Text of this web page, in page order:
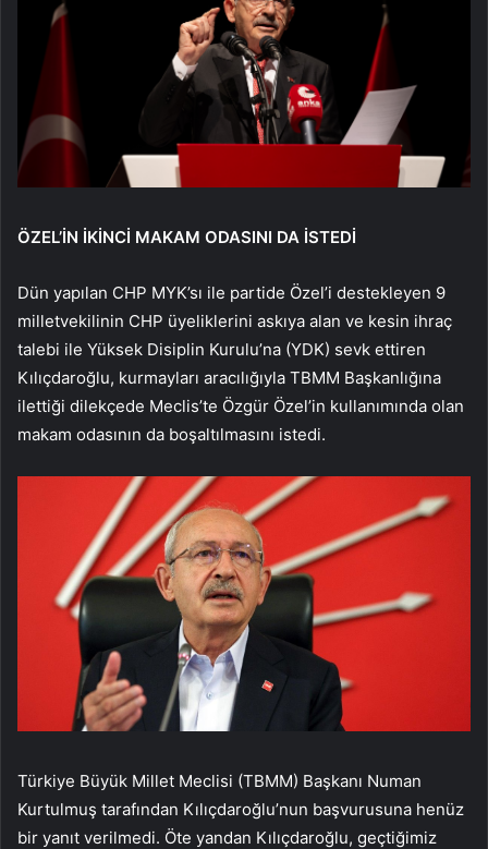
ÖZEL’İN İKİNCİ MAKAM ODASINI DA İSTEDİ
Dün yapılan CHP MYK’sı ile partide Özel’i destekleyen 9
milletvekilinin CHP üyeliklerini askıya alan ve kesin ihraç
talebi ile Yüksek Disiplin Kurulu’na (YDK) sevk ettiren
Kılıçdaroğlu, kurmayları aracılığıyla TBMM Başkanlığına
ilettiği dilekçede Meclis’te Özgür Özel’in kullanımında olan
makam odasının da boşaltılmasını istedi.
Türkiye Büyük Millet Meclisi (TBMM) Başkanı Numan
Kurtulmuş tarafından Kılıçdaroğlu’nun başvurusuna henüz
bir yanıt verilmedi. Öte yandan Kılıçdaroğlu, geçtiğimiz